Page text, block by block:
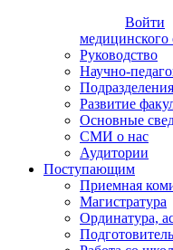
Войти
Руководство
Научно-
Подразделения
Развитие
Основные
СМИ о нас
Аудитории
Поступающим
Приемная
Магистратура
Ординатура,